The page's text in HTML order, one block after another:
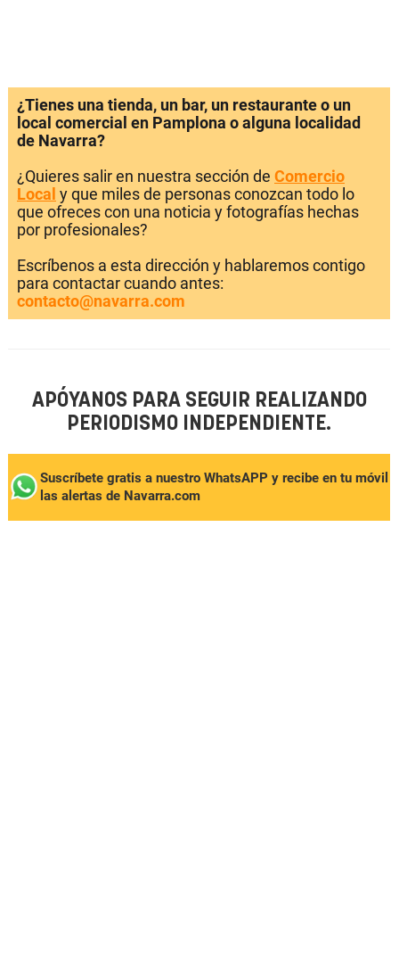
¿Tienes una tienda, un bar, un restaurante o un
local comercial en Pamplona o alguna localidad
de Navarra?
¿Quieres salir en nuestra sección de Comercio
Local y que miles de personas conozcan todo lo
que ofreces con una noticia y fotografías hechas
por profesionales?
Escríbenos a esta dirección y hablaremos contigo
para contactar cuando antes:
contacto@navarra.com
APÓYANOS PARA SEGUIR REALIZANDO
PERIODISMO INDEPENDIENTE.
Suscríbete gratis a nuestro WhatsAPP y recibe en tu móvil
las alertas de Navarra.com